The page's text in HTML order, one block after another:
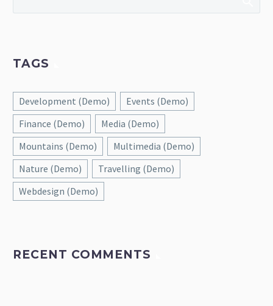
TAGS
Development (Demo)
Events (Demo)
Finance (Demo)
Media (Demo)
Mountains (Demo)
Multimedia (Demo)
Nature (Demo)
Travelling (Demo)
Webdesign (Demo)
RECENT COMMENTS